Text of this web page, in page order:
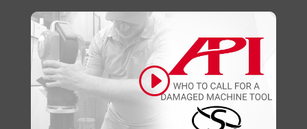
Clique para aceitar os cookies marketing e
ativar este conteúdo